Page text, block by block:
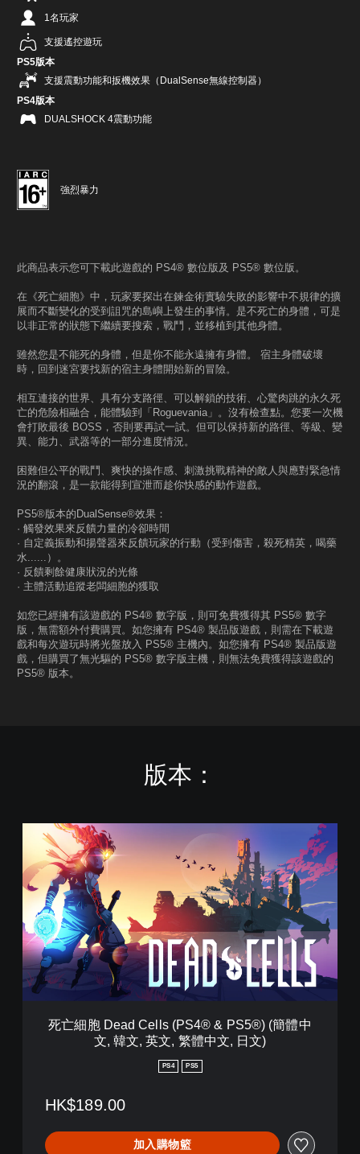
1名玩家
支援遙控遊玩
PS5版本
支援震動功能和扳機效果（DualSense無線控制器）
PS4版本
DUALSHOCK 4震動功能
強烈暴力
此商品表示您可下載此遊戲的 PS4® 數位版及 PS5® 數位版。
在《死亡細胞》中，玩家要探出在鍊金術實驗失敗的影響中不規律的擴
展而不斷變化的受到詛咒的島嶼上發生的事情。是不死亡的身體，可是
以非正常的狀態下繼續要搜索，戰鬥，並移植到其他身體。
雖然您是不能死的身體，但是你不能永遠擁有身體。 宿主身體破壞
時，回到迷宮要找新的宿主身體開始新的冒險。
相互連接的世界、具有分支路徑、可以解鎖的技術、心驚肉跳的永久死
亡的危險相融合，能體驗到「Roguevania」。沒有檢查點。您要一次機
會打敗最後 BOSS，否則要再試一試。但可以保持新的路徑、等級、變
異、能力、武器等的一部分進度情況。
困難但公平的戰鬥、爽快的操作感、刺激挑戰精神的敵人與應對緊急情
況的翻滾，是一款能得到宣泄而趁你快感的動作遊戲。
PS5®版本的DualSense®效果：
· 觸發效果來反饋力量的冷卻時間
· 自定義振動和揚聲器來反饋玩家的行動（受到傷害，殺死精英，喝藥
水......）。
· 反饋剩餘健康狀況的光條
· 主體活動追蹤老闆細胞的獲取
如您已經擁有該遊戲的 PS4® 數字版，則可免費獲得其 PS5® 數字
版，無需額外付費購買。如您擁有 PS4® 製品版遊戲，則需在下載遊
戲和每次遊玩時將光盤放入 PS5® 主機內。如您擁有 PS4® 製品版遊
戲，但購買了無光驅的 PS5® 數字版主機，則無法免費獲得該遊戲的
PS5® 版本。
版本：
細
胞
D
a
d
C
e
l
死亡細胞 Dead Cells (PS4® & PS5®) (簡體中
文, 韓文, 英文, 繁體中文, 日文)
PS4 PS5
HK$189.00
加入購物籃